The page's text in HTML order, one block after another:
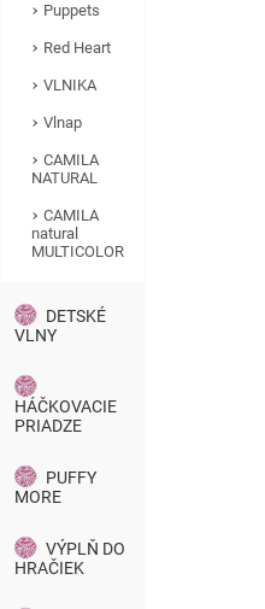
Puppets
Red Heart
VLNIKA
Vlnap
CAMILA
NATURAL
CAMILA
natural
MULTICOLOR
DETSKÉ
VLNY
HÁČKOVACIE
PRIADZE
PUFFY
MORE
VÝPLŇ DO
HRAČIEK